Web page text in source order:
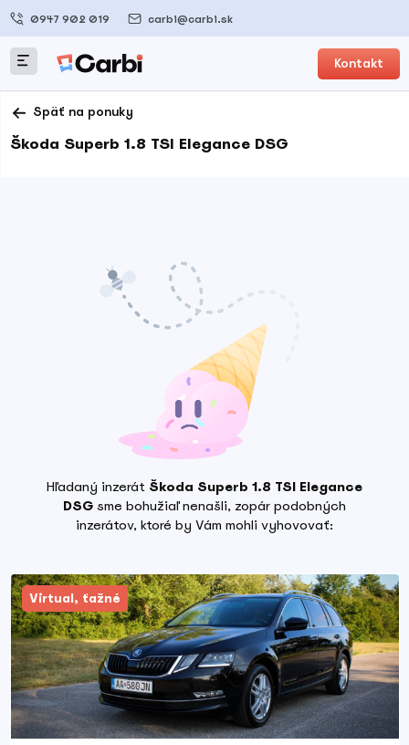
0947 902 019 carbi@carbi.sk
Kontakt
Späť na ponuky
Škoda Superb 1.8 TSI Elegance DSG
Hľadaný inzerátŠkoda Superb 1.8 TSI Elegance
DSGsme bohužiaľ nenašli, zopár podobných
inzerátov, ktoré by Vám mohli vyhovovať:
Virtual, ťažné